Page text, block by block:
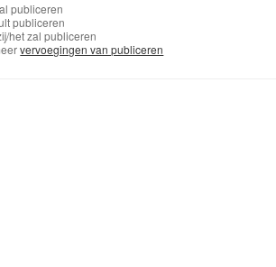
publiceren
publiceren
hetzal publiceren
vervoegingen van publiceren